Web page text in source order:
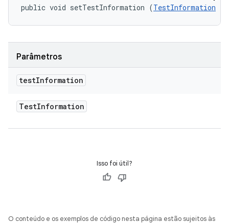
public void setTestInformation (TestInformation
Parâmetros
testInformation
TestInformation
Isso foi útil?
O conteúdo e os exemplos de código nesta página estão sujeitos às